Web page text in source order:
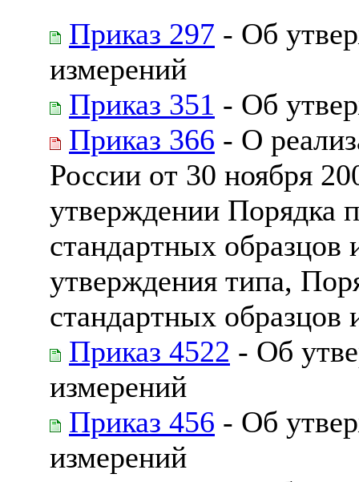
Приказ 297 - Об
измерений
Приказ 351 - Об
Приказ 366 - О
России от 30 ноября
утверждении Порядка
стандартных образцов
утверждения типа,
стандартных образцов
Приказ 4522 - Об
измерений
Приказ 456 - Об
измерений